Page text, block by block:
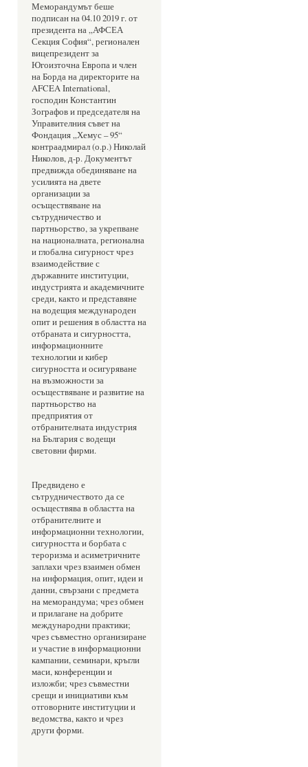
Меморандумът беше
подписан на 04.10 2019 г. от
президента на „АФСЕА
Секция София“, регионален
вицепрезидент за
Югоизточна Европа и член
на Борда на директорите на
AFCEA International,
господин Константин
Зографов и председателя на
Управителния съвет на
Фондация „Хемус – 95“
контраадмирал (о.р.) Николай
Николов, д-р. Документът
предвижда обединяване на
усилията на двете
организации за
осъществяване на
сътрудничество и
партньорство, за укрепване
на националната, регионална
и глобална сигурност чрез
взаимодействие с
държавните институции,
индустрията и академичните
среди, както и представяне
на водещия международен
опит и решения в областта на
отбраната и сигурността,
информационните
технологии и кибер
сигурността и осигуряване
на възможности за
осъществяване и развитие на
партньорство на
предприятия от
отбранителната индустрия
на България с водещи
световни фирми.
Предвидено е
сътрудничеството да се
осъществява в областта на
отбранителните и
информационни технологии,
сигурността и борбата с
тероризма и асиметричните
заплахи чрез взаимен обмен
на информация, опит, идеи и
данни, свързани с предмета
на меморандума; чрез обмен
и прилагане на добрите
международни практики;
чрез съвместно организиране
и участие в информационни
кампании, семинари, кръгли
маси, конференции и
изложби; чрез съвместни
срещи и инициативи към
отговорните институции и
ведомства, както и чрез
други форми.